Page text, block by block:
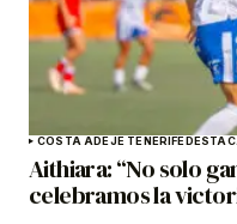
COSTA ADEJE TENERIFE
Aithiara: “No solo
celebramos la